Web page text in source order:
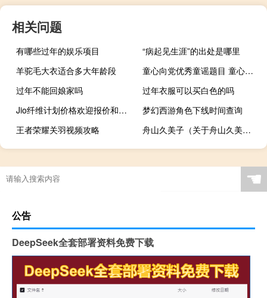
相关问题
有哪些过年的娱乐项目
“病起见生涯”的出处是哪里
羊驼毛大衣适合多大年龄段
童心向党优秀童谣题目 童心向党的内容怎么写
过年不能回娘家吗
过年衣服可以买白色的吗
Jio纤维计划价格欢迎报价和所有其他你需要知道的信息
梦幻西游角色下线时间查询
王者荣耀关羽视频攻略
舟山久美子（关于舟山久美子的介绍）
☚
公告
DeepSeek全套部署资料免费下载